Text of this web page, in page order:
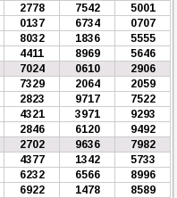
2778 7542
5001
0137 6734
0707
8032 1836
5555
4411 8969
5646
7024 0610
2906
7329 2064
2059
2823 9717
7522
4321 3971
9293
2846 6120
9492
2702 9636
7982
4377 1342
5733
6232 6566
8996
6922 1478 8589